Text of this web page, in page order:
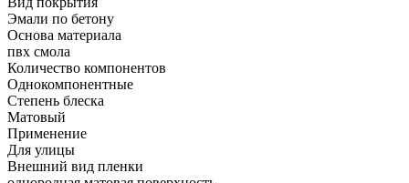
Эмали по бетону
Основа материала
пвх смола
Количество компонентов
Однокомпонентные
Степень блеска
Матовый
Применение
Для улицы
Внешний вид пленки